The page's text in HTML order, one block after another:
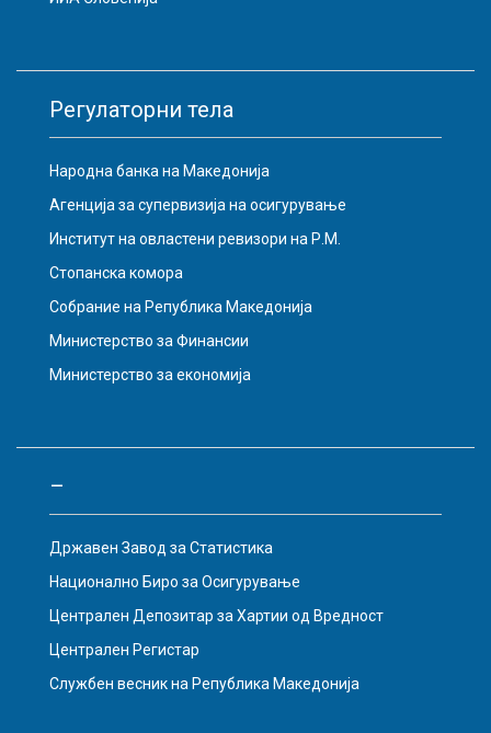
Регулаторни тела
Народна банка на Македонија
Агенција за супервизија на осигурување
Институт на овластени ревизори на Р.М.
Стопанска комора
Собрание на Република Македонија
Министерство за Финансии
Министерство за економија
–
Државен Завод за Статистика
Национално Биро за Осигурување
Централен Депозитар за Хартии од Вредност
Централен Регистар
Службен весник на Република Македонија